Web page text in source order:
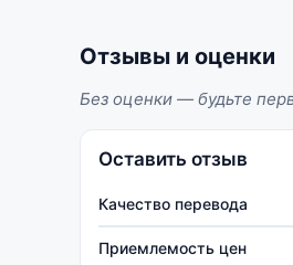
Отзывы и оценки
Без оценки — будьте
Оставить отзыв
Качество перевода
Приемлемость цен